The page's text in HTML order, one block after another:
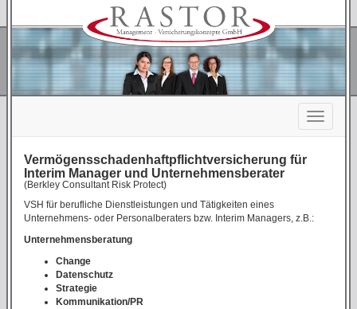
Vermögensschadenhaft­pflicht­ver­sich­er­ung für
Interim Manager und Unternehmensberater
(Berkley Consultant Risk Protect)
VSH für berufliche Dienstleistungen und Tätigkeiten eines
Unternehmens- oder Personalberaters bzw. Interim Managers, z.B.:
Unternehmensberatung
Change
Datenschutz
Strategie
Kommunikation/PR